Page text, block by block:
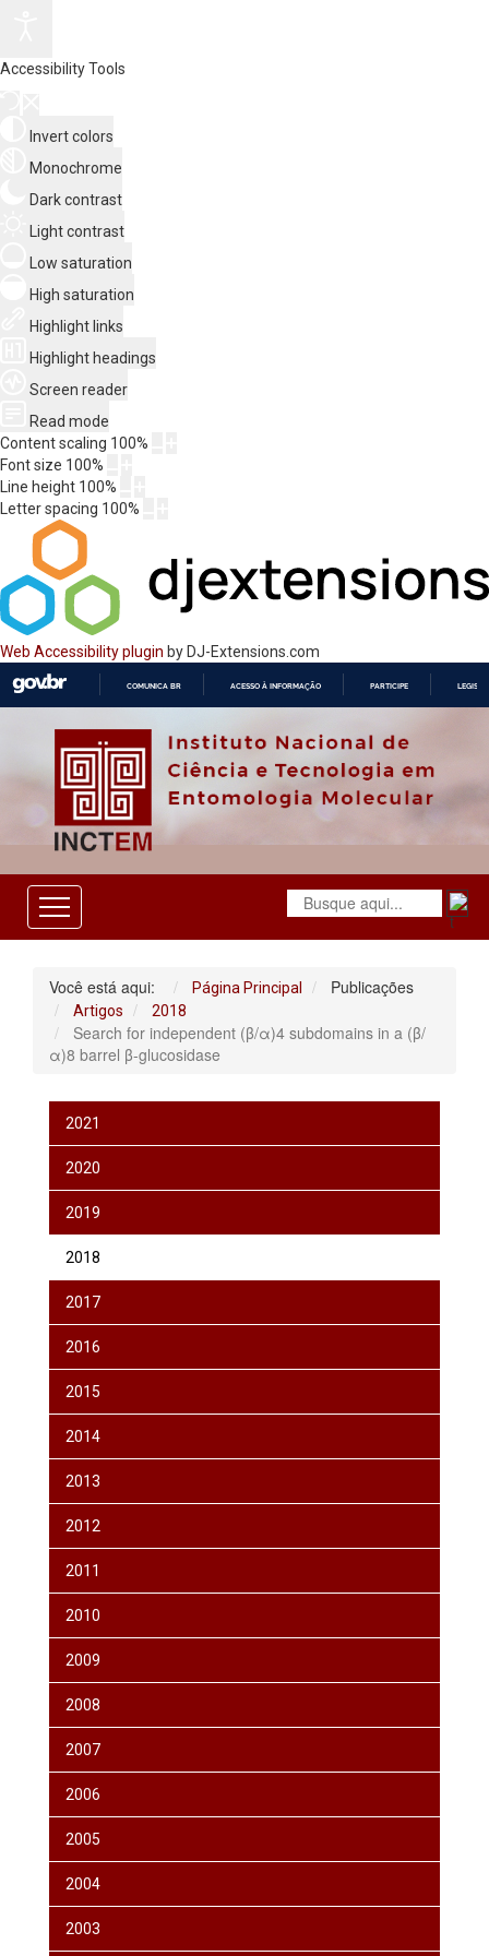
Accessibility Tools
Invert colors
Monochrome
Dark contrast
Light contrast
Low saturation
High saturation
Highlight links
Highlight headings
Screen reader
Read mode
Content scaling 100%
Font size 100%
Line height 100%
Letter spacing 100%
Web Accessibility plugin by DJ-Extensions.com
O
COMUNICA BR ACESSO À INFORMAÇÃO PARTICIPE
Você está aqui: Página Principal Publicações
Artigos 2018
Search for independent (β/α)4 subdomains in a (β/
α)8 barrel β-glucosidase
2021
2020
2019
2018
2017
2016
2015
2014
2013
2012
2011
2010
2009
2008
2007
2006
2005
2004
2003